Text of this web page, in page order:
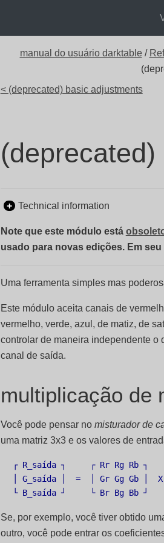
manual do usuário darktable /
< (deprecated) basic adjustments
Technical information
Note que este módulo está
usado para novas edições. Em
Uma ferramenta simples mas
Este módulo aceita canais de
vermelho, verde, azul, de matiz, de
controlar de maneira independente o
canal de saída.
multiplicação de
Você pode pensar no misturador de
uma matriz 3x3 e os valores de
┌ R_saída ┐     ┌ Rr Rg Rb ┐
│ G_saída │  =  │ Gr Gg Gb │  X
Se, por exemplo, você tiver obtido
outro, você pode entrar os